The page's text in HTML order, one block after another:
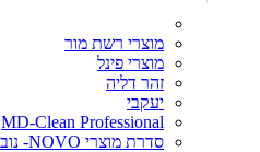
מוצרי רשת מור
מוצרי פינל
זהר דליה
יעקבי
MD-Clean Professional
סדרת מוצרי NOVO- נובו- ללא פרבנים